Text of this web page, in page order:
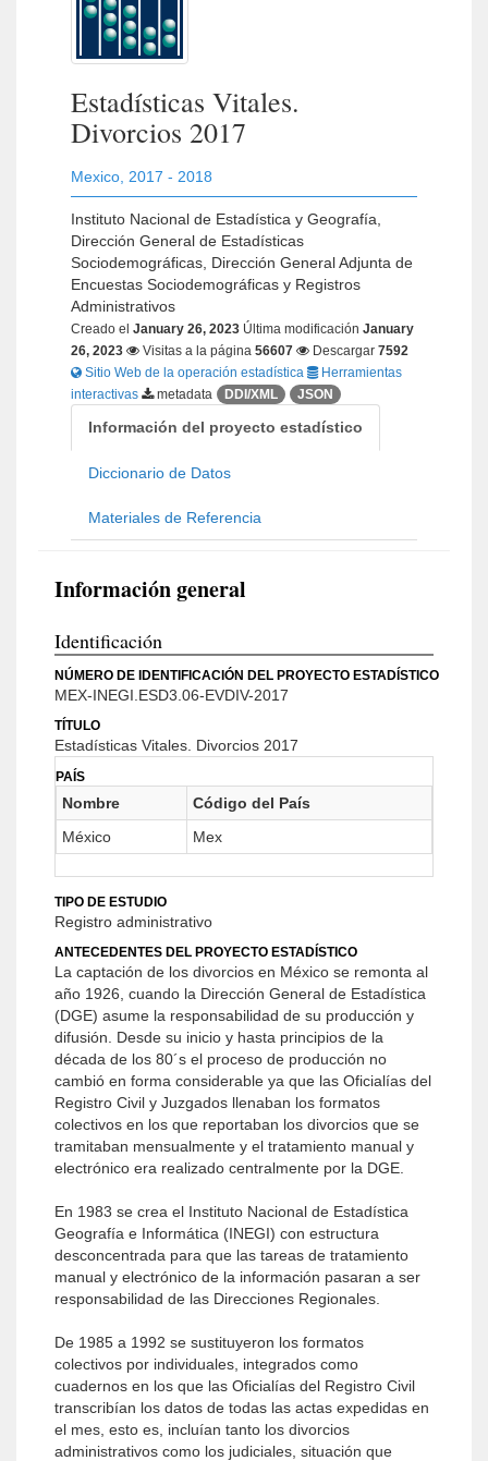
Estadísticas Vitales.
Divorcios 2017
Mexico 2017 - 2018
Instituto Nacional de Estadística y Geografía,
Dirección General de Estadísticas
Sociodemográficas, Dirección General Adjunta de
Encuestas Sociodemográficas y Registros
Administrativos
Creado el January 26, 2023 Última modificación January
26, 2023
Visitas a la página 56607 Descargar 7592
Sitio Web de la operación estadística
Herramientas
interactivas
metadata DDI/XML JSON
Información del proyecto estadístico
Diccionario de Datos
Materiales de Referencia
Información general
Identificación
NÚMERO DE IDENTIFICACIÓN DEL PROYECTO ESTADÍSTICO
MEX-INEGI.ESD3.06-EVDIV-2017
TÍTULO
Estadísticas Vitales. Divorcios 2017
PAÍS
Nombre
Código del País
México
Mex
TIPO DE ESTUDIO
Registro administrativo
ANTECEDENTES DEL PROYECTO ESTADÍSTICO
La captación de los divorcios en México se remonta al
año 1926, cuando la Dirección General de Estadística
(DGE) asume la responsabilidad de su producción y
difusión. Desde su inicio y hasta principios de la
década de los 80´s el proceso de producción no
cambió en forma considerable ya que las Oficialías del
Registro Civil y Juzgados llenaban los formatos
colectivos en los que reportaban los divorcios que se
tramitaban mensualmente y el tratamiento manual y
electrónico era realizado centralmente por la DGE.
En 1983 se crea el Instituto Nacional de Estadística
Geografía e Informática (INEGI) con estructura
desconcentrada para que las tareas de tratamiento
manual y electrónico de la información pasaran a ser
responsabilidad de las Direcciones Regionales.
De 1985 a 1992 se sustituyeron los formatos
colectivos por individuales, integrados como
cuadernos en los que las Oficialías del Registro Civil
transcribían los datos de todas las actas expedidas en
el mes, esto es, incluían tanto los divorcios
administrativos como los judiciales, situación que